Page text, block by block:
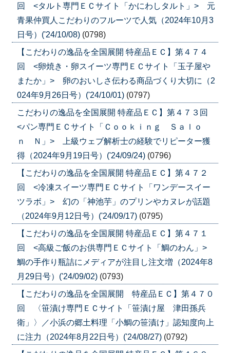
回 <タルト専門ＥＣサイト「かにわしタルト」> 元
青果仲買人こだわりのフルーツで人気（2024年10月3
日号）('24/10/08) (0798)
【こだわりの逸品を全国展開 特産品ＥＣ】第４７４
回 <卵焼き・卵スイーツ専門ＥＣサイト「玉子屋や
またか」> 卵のおいしさ伝わる商品づくり大切に（2
024年9月26日号）('24/10/01) (0797)
こだわりの逸品を全国展開 特産品ＥＣ】第４７３回
<パン専門ＥＣサイト「Ｃｏｏｋｉｎｇ Ｓａｌｏ
ｎ Ｎ」> 上級ウェブ解析士の経験でリピーター獲
得（2024年9月19日号）('24/09/24) (0796)
【こだわりの逸品を全国展開 特産品ＥＣ】第４７２
回 <冷凍スイーツ専門ＥＣサイト「ワンデースイー
ツラボ」> 幻の「神池芋」のプリンやカヌレが話題
（2024年9月12日号）('24/09/17) (0795)
【こだわりの逸品を全国展開 特産品ＥＣ】第４７１
回 <高級ご飯のお供専門ＥＣサイト「鯛のわん」>
鯛の手作り瓶詰にメディアが注目し注文増（2024年8
月29日号）('24/09/02) (0793)
【こだわりの逸品を全国展開 特産品ＥＣ】第４７０
回 〈笹漬け専門ＥＣサイト「笹漬け屋 津田孫兵
衛」〉／小浜の郷土料理「小鯛の笹漬け」認知度向上
に注力（2024年8月22日号）('24/08/27) (0792)